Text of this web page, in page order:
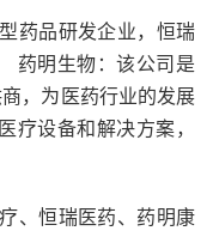
药品研发企业，恒瑞
药明生物：该公司是
，为医药行业的发展
疗设备和解决方案，
、恒瑞医药、药明康